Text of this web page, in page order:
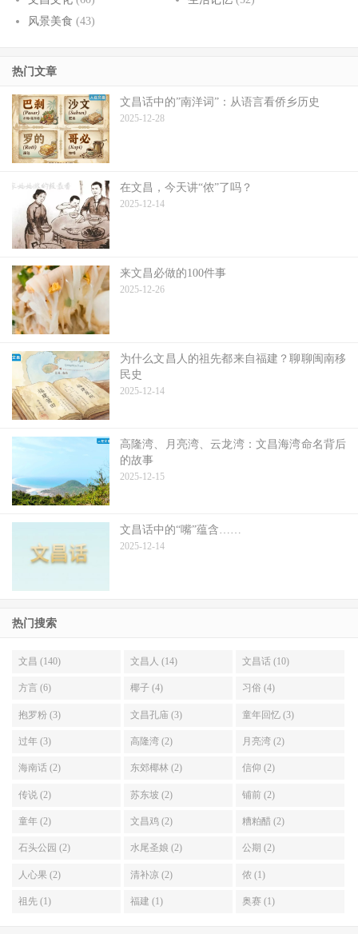
风景美食 (43)
热门文章
文昌话中的”南洋词”：从语言看侨乡历史
2025-12-28
在文昌，今天讲“侬”了吗？
2025-12-14
来文昌必做的100件事
2025-12-26
为什么文昌人的祖先都来自福建？聊聊闽南移
民史
2025-12-14
高隆湾、月亮湾、云龙湾：文昌海湾命名背后
的故事
2025-12-15
文昌话中的“嘴”蕴含……
2025-12-14
热门搜索
文昌 (140) 文昌人 (14) 文昌话 (10)
方言 (6) 椰子 (4) 习俗 (4)
抱罗粉 (3) 文昌孔庙 (3) 童年回忆 (3)
过年 (3) 高隆湾 (2) 月亮湾 (2)
海南话 (2) 东郊椰林 (2) 信仰 (2)
传说 (2) 苏东坡 (2) 铺前 (2)
童年 (2) 文昌鸡 (2) 糟粕醋 (2)
石头公园 (2) 水尾圣娘 (2) 公期 (2)
人心果 (2) 清补凉 (2) 侬 (1)
祖先 (1) 福建 (1) 奥赛 (1)